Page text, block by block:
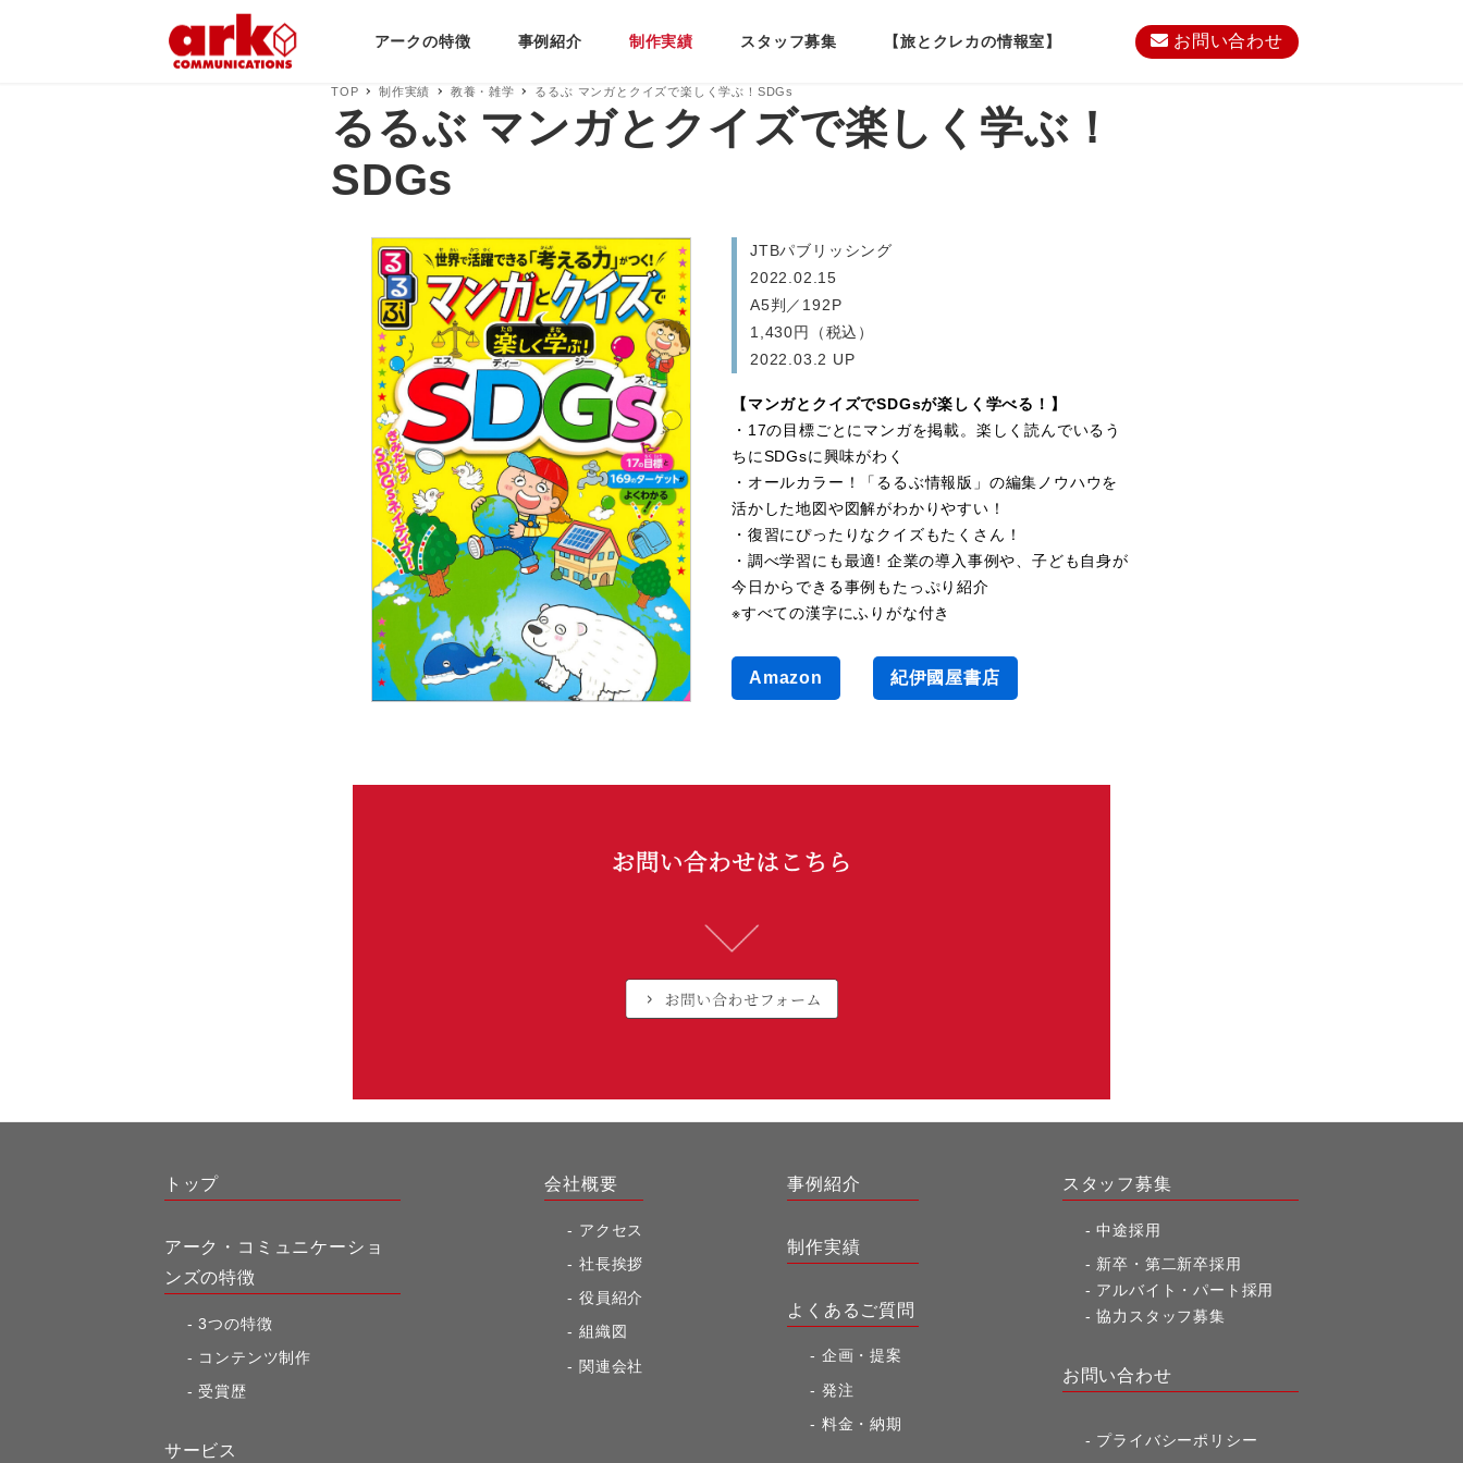
アークの特徴 事例紹介 制作実績 スタッフ募集 【旅とクレカの情報室】 お問い合わせ
TOP 制作実績 教養・雑学 るるぶ マンガとクイズで楽しく学ぶ！SDGs
るるぶ マンガとクイズで楽しく学ぶ！
SDGs
JTBパブリッシング
2022.02.15
A5判／192P
1,430円（税込）
2022.03.2 UP
【マンガとクイズでSDGsが楽しく学べる！】
・17の目標ごとにマンガを掲載。楽しく読んでいるう
ちにSDGsに興味がわく
・オールカラー！「るるぶ情報版」の編集ノウハウを
活かした地図や図解がわかりやすい！
・復習にぴったりなクイズもたくさん！
・調べ学習にも最適! 企業の導入事例や、子ども自身が
今日からできる事例もたっぷり紹介
※すべての漢字にふりがな付き
Amazon
紀伊國屋書店
トップ
アーク・コミュニケーショ
ンズの特徴
3つの特徴
コンテンツ制作
受賞歴
サービス
会社概要
アクセス
社長挨拶
役員紹介
組織図
関連会社
事例紹介
制作実績
よくあるご質問
企画・提案
発注
料金・納期
スタッフ募集
中途採用
新卒・第二新卒採用
アルバイト・パート採用
協力スタッフ募集
お問い合わせ
プライバシーポリシー